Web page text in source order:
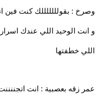
وصرخ : بقولللللللك كنت فين
و انت الوحيد اللي عندك
اللي خطفتها
عمر زقه بعصبية : انت